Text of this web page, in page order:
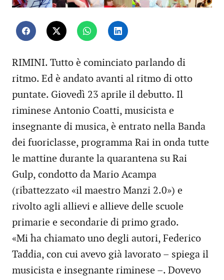
RIMINI. Tutto è cominciato parlando di
ritmo. Ed è andato avanti al ritmo di otto
puntate. Giovedì 23 aprile il debutto. Il
riminese Antonio Coatti, musicista e
insegnante di musica, è entrato nella Banda
dei fuoriclasse, programma Rai in onda tutte
le mattine durante la quarantena su Rai
Gulp, condotto da Mario Acampa
(ribattezzato «il maestro Manzi 2.0») e
rivolto agli allievi e allieve delle scuole
primarie e secondarie di primo grado.
«Mi ha chiamato uno degli autori, Federico
Taddia, con cui avevo già lavorato – spiega il
musicista e insegnante riminese –. Dovevo